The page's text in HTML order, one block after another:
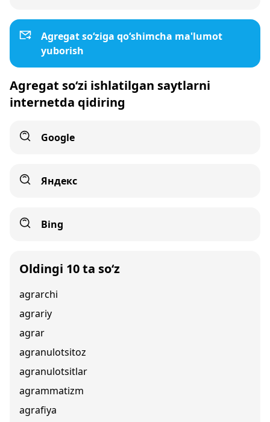
Agregat so‘ziga qo‘shimcha ma'lumot
yuborish
Agregat so‘zi ishlatilgan saytlarni
internetda qidiring
Google
Яндекс
Bing
Oldingi 10 ta so‘z
agrarchi
agrariy
agrar
agranulotsitoz
agranulotsitlar
agrammatizm
agrafiya